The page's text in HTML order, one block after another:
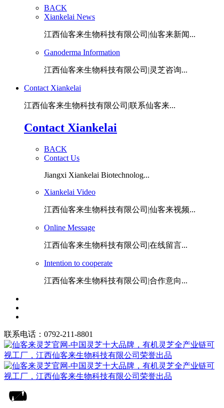
BACK
Xiankelai News
江西仙客来生物科技有限公司|仙客来新闻...
Ganoderma Information
江西仙客来生物科技有限公司|灵芝咨询...
Contact Xiankelai
江西仙客来生物科技有限公司|联系仙客来...
Contact Xiankelai
BACK
Contact Us
Jiangxi Xiankelai Biotechnolog...
Xiankelai Video
江西仙客来生物科技有限公司|仙客来视频...
Online Message
江西仙客来生物科技有限公司|在线留言...
Intention to cooperate
江西仙客来生物科技有限公司|合作意向...
联系电话：0792-211-8801